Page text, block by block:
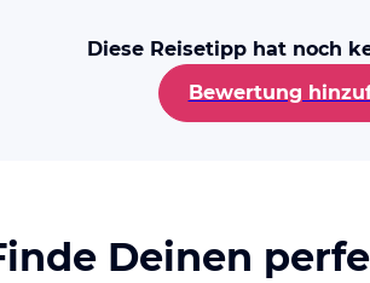
Diese Reisetipp hat noch
Bewertung
Deinen